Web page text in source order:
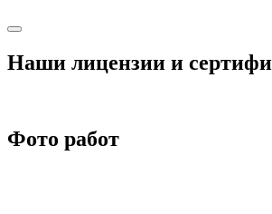
Наши лицензии и
Фото работ